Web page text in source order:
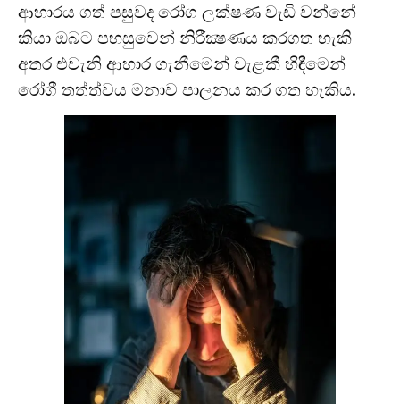
ආහාරය ගත් පසුවද රෝග ලක්ෂණ වැඩි වන්නේ
කියා ඔබට පහසුවෙන් නිරීක්‍ෂණය කරගත හැකි
අතර එවැනි ආහාර ගැනීමෙන් වැළකී හිඳීමෙන්
රෝගී තත්ත්වය මනාව පාලනය කර ගත හැකිය.